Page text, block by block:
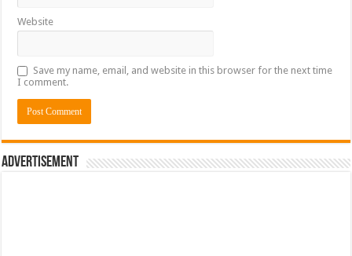
Website
Save my name, email, and website in this browser for the next time
I comment.
Advertisement